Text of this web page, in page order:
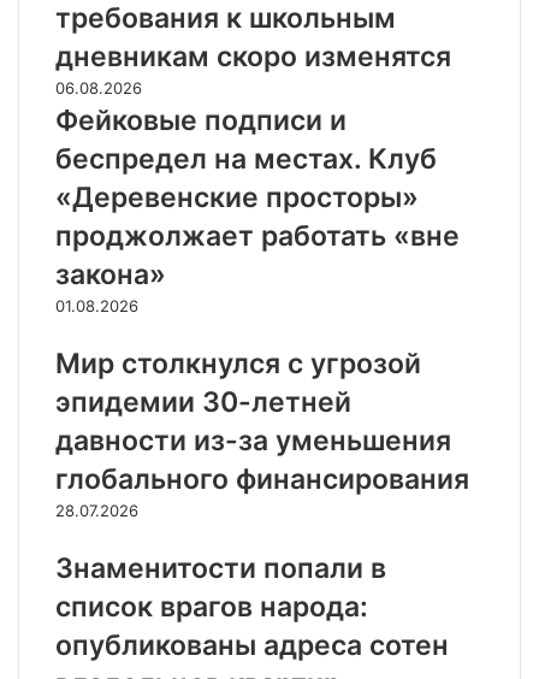
требования к школьным
дневникам скоро изменятся
06.08.2026
Фейковые подписи и
беспредел на местах. Клуб
«Деревенские просторы»
проджолжает работать «вне
закона»
01.08.2026
Мир столкнулся с угрозой
эпидемии 30-летней
давности из-за уменьшения
глобального финансирования
28.07.2026
Знаменитости попали в
список врагов народа:
опубликованы адреса сотен